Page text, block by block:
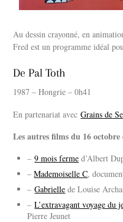
Au dessin crayonné, en
Fred est un programme idéal
De Pal Toth
1987 – Hongrie – 0h41
En partenariat avecGrains de
Les autres films du 16
–9 mois ferme d’Albert
–Mademoiselle C,
–Gabrielle de Louise
–L’extravagant voyage du
Pierre Jeunet